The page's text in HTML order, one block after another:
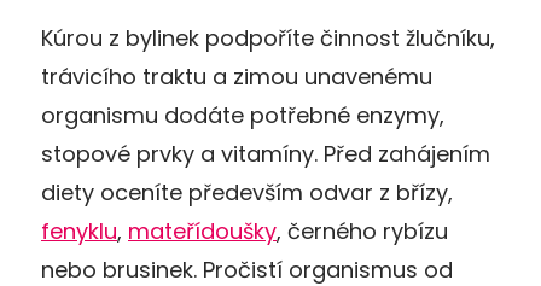
Kúrou z bylinek podpoříte činnost žlučníku,
trávicího traktu a zimou unavenému
organismu dodáte potřebné enzymy,
stopové prvky a vitamíny. Před zahájením
diety oceníte především odvar z břízy,
fenyklu, mateřídoušky, černého rybízu
nebo brusinek. Pročistí organismus od